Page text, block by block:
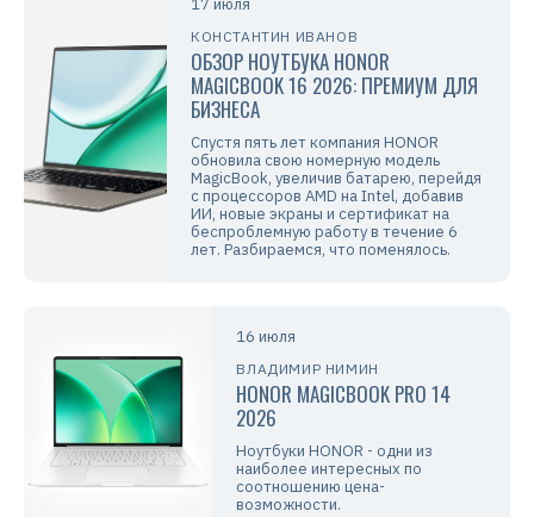
17 июля
КОНСТАНТИН ИВАНОВ
ОБЗОР НОУТБУКА HONOR
MAGICBOOK 16 2026: ПРЕМИУМ ДЛЯ
БИЗНЕСА
Спустя пять лет компания HONOR
обновила свою номерную модель
MagicBook, увеличив батарею, перейдя
с процессоров AMD на Intel, добавив
ИИ, новые экраны и сертификат на
беспроблемную работу в течение 6
лет. Разбираемся, что поменялось.
16 июля
ВЛАДИМИР НИМИН
HONOR MAGICBOOK PRO 14
2026
Ноутбуки HONOR - одни из
наиболее интересных по
соотношению цена-
возможности.